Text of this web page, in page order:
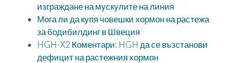
изграждане на мускулите на линия
Мога ли да купя човешки хормон на растежа
за бодибилдинг в Швеция
HGH-X2 Коментари: HGH да се възстанови
дефицит на растежния хормон